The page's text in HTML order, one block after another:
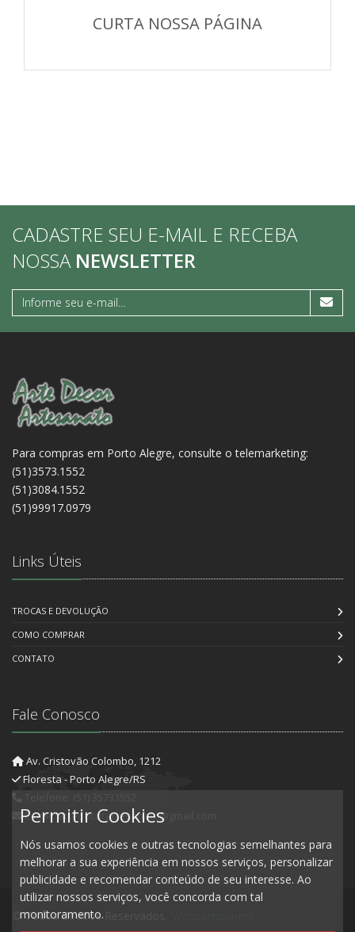
CURTA NOSSA PÁGINA
CADASTRE SEU E-MAIL E RECEBA
NOSSA NEWSLETTER
Para compras em Porto Alegre, consulte o telemarketing:
(51)3573.1552
(51)3084.1552
(51)99917.0979
Links Úteis
TROCAS E DEVOLUÇÃO
COMO COMPRAR
CONTATO
Fale Conosco
Av. Cristovão Colombo, 1212
Floresta - Porto Alegre/RS
E-mail: artedecorartesanato@gmail.com
© Todos Direitos Reservados.
Permitir Cookies
Nós usamos cookies e outras tecnologias semelhantes para
melhorar a sua experiência em nossos serviços, personalizar
publicidade e recomendar conteúdo de seu interesse. Ao
utilizar nossos serviços, você concorda com tal
monitoramento.